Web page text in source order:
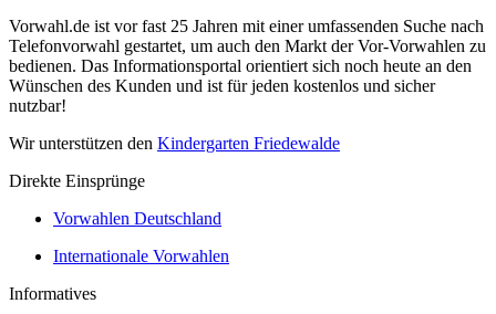
Vorwahl.de ist vor fast 25 Jahren mit einer umfassenden Suche nach
Telefonvorwahl gestartet, um auch den Markt der Vor-Vorwahlen zu
bedienen. Das Informationsportal orientiert sich noch heute an den
Wünschen des Kunden und ist für jeden kostenlos und sicher
nutzbar!
Wir unterstützen den Kindergarten Friedewalde
Direkte Einsprünge
Vorwahlen Deutschland
Internationale Vorwahlen
Informatives